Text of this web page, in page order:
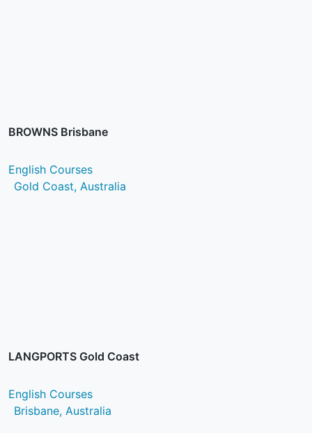
BROWNS Brisbane
English Courses
Gold Coast, Australia
LANGPORTS Gold Coast
English Courses
Brisbane, Australia